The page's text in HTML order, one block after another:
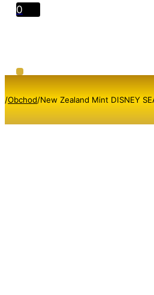
0
/Obchod/New Zealand Mint DISNEY